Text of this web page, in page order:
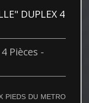
DUPLEX 4
Pièces -
PIEDS DU METRO